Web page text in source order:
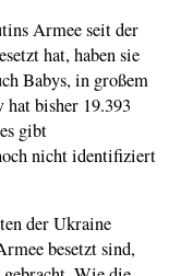
Armee seit der
hat, haben sie
Babys, in großem
bisher 19.393
gibt
nicht identifiziert
der Ukraine
besetzt sind,